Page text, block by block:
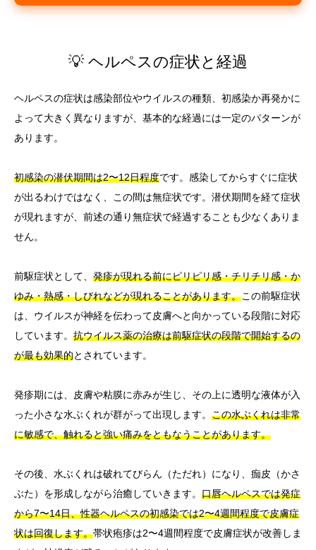
💡 ヘルペスの症状と経過
ヘルペスの症状は感染部位やウイルスの種類、初感染か再発かに
よって大きく異なりますが、基本的な経過には一定のパターンが
あります。
初感染の潜伏期間は2〜12日程度です。感染してからすぐに症状
が出るわけではなく、この間は無症状です。潜伏期間を経て症状
が現れますが、前述の通り無症状で経過することも少なくありま
せん。
前駆症状として、 発疹が現れる前にピリピリ感・チリチリ感・か
ゆみ・熱感・しびれなどが現れることがあります。この前駆症状
は、ウイルスが神経を伝わって皮膚へと向かっている段階に対応
しています。 抗ウイルス薬の治療は前駆症状の段階で開始するの
が最も効果的とされています。
発疹期には、皮膚や粘膜に赤みが生じ、その上に透明な液体が入
った小さな水ぶくれが群がって出現します。 この水ぶくれは非常
に敏感で、触れると強い痛みをともなうことがあります。
その後、水ぶくれは破れてびらん（ただれ）になり、痂皮（かさ
ぶた）を形成しながら治癒していきます。 口唇ヘルペスでは発症
から7〜14日、性器ヘルペスの初感染では2〜4週間程度で皮膚症
状は回復します。帯状疱疹は2〜4週間程度で皮膚症状が改善しま